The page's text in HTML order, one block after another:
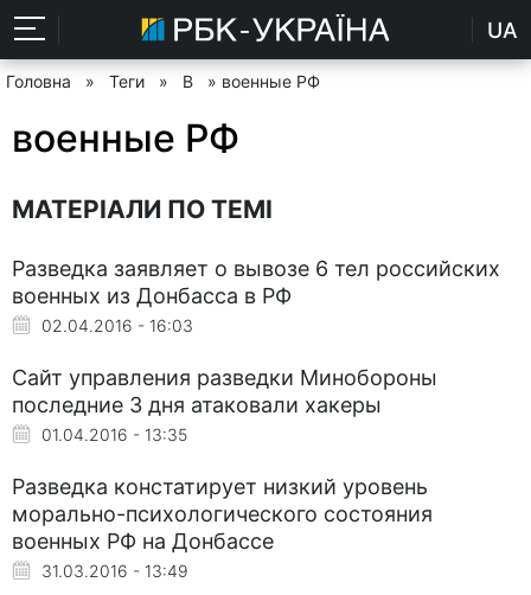
UA
Головна » Теги » В » военные РФ
военные РФ
МАТЕРІАЛИ ПО ТЕМІ
Разведка заявляет о вывозе 6 тел российских
военных из Донбасса в РФ
02.04.2016 - 16:03
Сайт управления разведки Минобороны
последние 3 дня атаковали хакеры
01.04.2016 - 13:35
Разведка констатирует низкий уровень
морально-психологического состояния
военных РФ на Донбассе
31.03.2016 - 13:49